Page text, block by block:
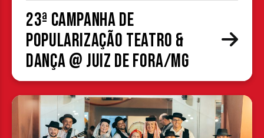
23ª Campanha de
Popularização Teatro &
Dança @ Juiz de Fora/MG